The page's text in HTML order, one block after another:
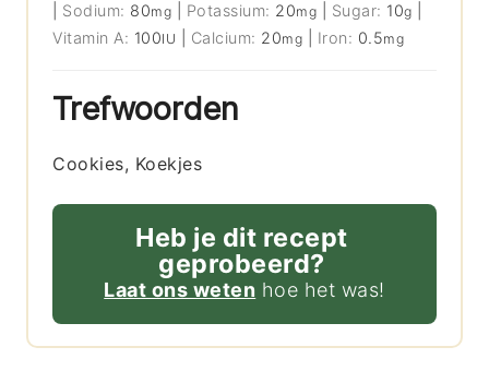
Sodium: 80mg Potassium: 20mg Sugar: 10g
Vitamin A: 100IU Calcium: 20mg Iron: 0.5mg
Trefwoorden
Cookies, Koekjes
Heb je dit recept
geprobeerd?
Laat ons weten hoe het was!